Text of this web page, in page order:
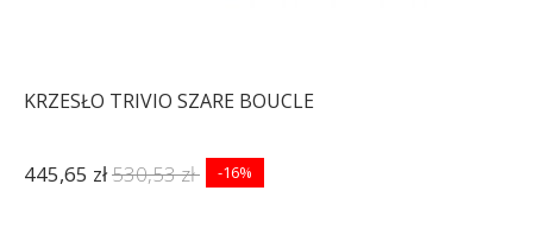
KRZESŁO TRIVIO SZARE BOUCLE
445,65 zł530,53 zł -16%